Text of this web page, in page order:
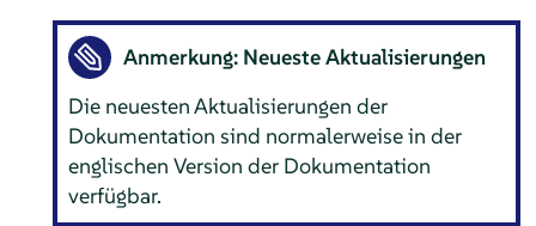
Anmerkung: Neueste Aktualisierungen
Die neuesten Aktualisierungen der
Dokumentation sind normalerweise in der
englischen Version der Dokumentation
verfügbar.